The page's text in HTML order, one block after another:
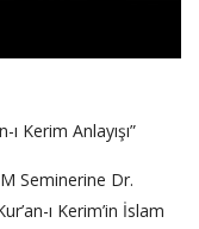
Kerim Anlayışı”
Seminerine Dr.
ı Kerim’in İslam